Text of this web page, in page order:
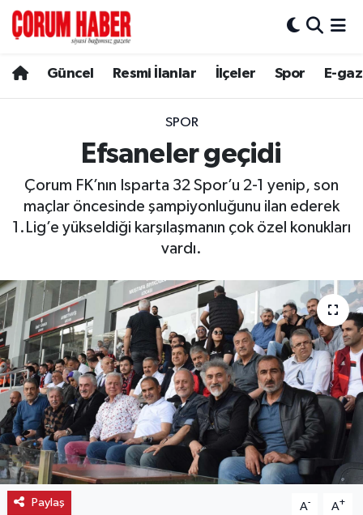
Güncel Resmi İlanlar İlçeler Spor E-
SPOR
Efsaneler geçidi
Çorum FK’nın Isparta 32 Spor’u 2-1 yenip, son
maçlar öncesinde şampiyonluğunu ilan ederek
1.Lig’e yükseldiği karşılaşmanın çok özel konukları
vardı.
Paylaş A- A+
Spor
Resmi İlanlar
Alaca
Bayat
Dodurga
İskilip
Kargı
Laçin
Mecitözü
Hava Durumu
Çorum Namaz Vakitleri
Trafik Durumu
Süper Lig Puan Durumu ve Fikstür
Son Dakika Haberleri
Haber Arşivi